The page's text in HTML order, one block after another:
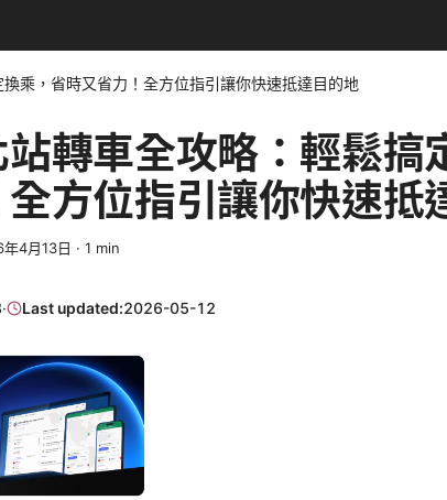
乘，省時又省力！全方位指引讓你快速抵達目的地
轉車全攻略：輕鬆搞
方位指引讓你快速抵
4月13日 · 1 min
· Last updated:2026-05-12